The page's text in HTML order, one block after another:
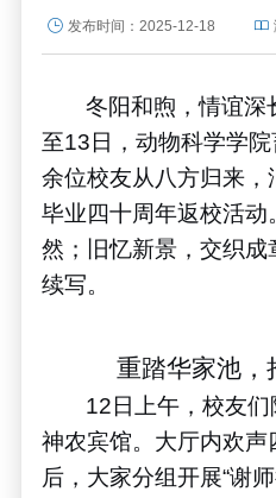
发布时间： 2025-12-18
冬阳和煦，情谊深
至13日，动物科学学
余位校友从八方归来
毕业四十周年返校活
然；旧忆新景，交织
续写。
重踏华家池，
12日上午，校友
神农宾馆。大厅内欢
后，大家分组开展“谢